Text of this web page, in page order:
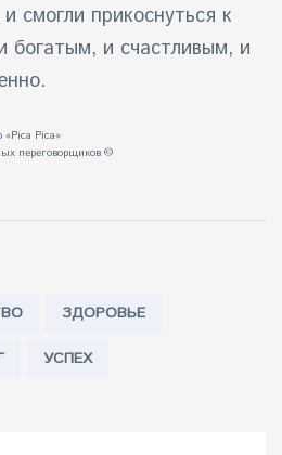
смогли прикоснуться к
богатым, и счастливым, и
«Pica Pica»
переговорщиков ©
ЗДОРОВЬЕ
УСПЕХ